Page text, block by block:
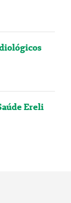
Ereli